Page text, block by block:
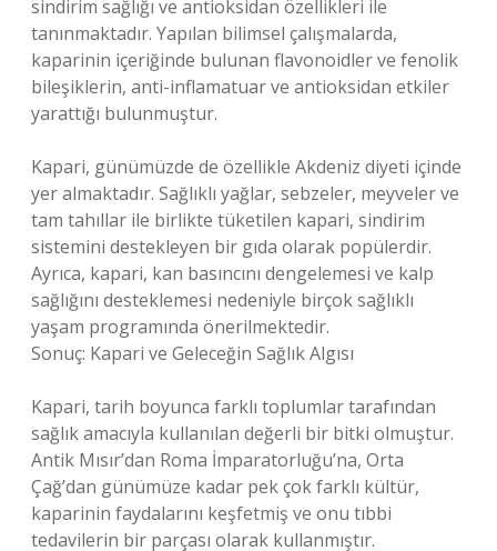
sindirim sağlığı ve antioksidan özellikleri ile
tanınmaktadır. Yapılan bilimsel çalışmalarda,
kaparinin içeriğinde bulunan flavonoidler ve fenolik
bileşiklerin, anti-inflamatuar ve antioksidan etkiler
yarattığı bulunmuştur.
Kapari, günümüzde de özellikle Akdeniz diyeti içinde
yer almaktadır. Sağlıklı yağlar, sebzeler, meyveler ve
tam tahıllar ile birlikte tüketilen kapari, sindirim
sistemini destekleyen bir gıda olarak popülerdir.
Ayrıca, kapari, kan basıncını dengelemesi ve kalp
sağlığını desteklemesi nedeniyle birçok sağlıklı
yaşam programında önerilmektedir.
Sonuç: Kapari ve Geleceğin Sağlık Algısı
Kapari, tarih boyunca farklı toplumlar tarafından
sağlık amacıyla kullanılan değerli bir bitki olmuştur.
Antik Mısır’dan Roma İmparatorluğu’na, Orta
Çağ’dan günümüze kadar pek çok farklı kültür,
kaparinin faydalarını keşfetmiş ve onu tıbbi
tedavilerin bir parçası olarak kullanmıştır.